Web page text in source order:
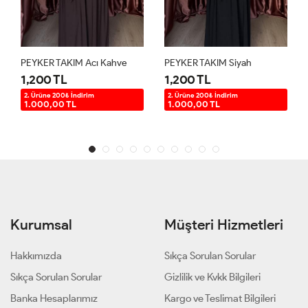
PEYKER TAKIM Acı Kahve
1,200 TL
2. Ürüne 200₺ İndirim
1.000,00 TL
PEYKER TAKIM Siyah
1,200 TL
2. Ürüne 200₺ İndirim
1.000,00 TL
Kurumsal
Hakkımızda
Sıkça Sorulan Sorular
Banka Hesaplarımız
Müşteri Hizmetleri
Sıkça Sorulan Sorular
Gizlilik ve Kvkk Bilgileri
Kargo ve Teslimat Bilgileri